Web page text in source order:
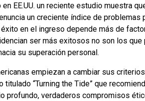
EE.UU. un reciente estudio muestra
un creciente índice de
en el ingreso depende más de
ser más exitosos no son los
su superación personal.
empiezan a cambiar sus
titulado “Turning the Tide” que
profundo, verdaderos compromisos